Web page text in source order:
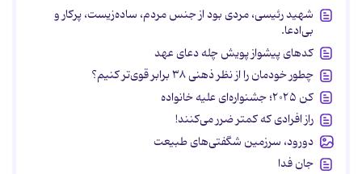
شهید رئیسی، مردی بود از جنس مردم، ساده‌زیست، پرکار و
بی‌ادعا.
کدهای پیشواز پویش چله دعای عهد
چطور خودمان را از نظر ذهنی ۳۸ برابر قوی‌تر کنیم؟
کن ۲۰۲۵؛ جشنواره‌ای علیه خانواده
راز افرادی که کمتر ضرر می‌کنند!
دورود، سرزمین شگفتی‌های طبیعت
جان فدا